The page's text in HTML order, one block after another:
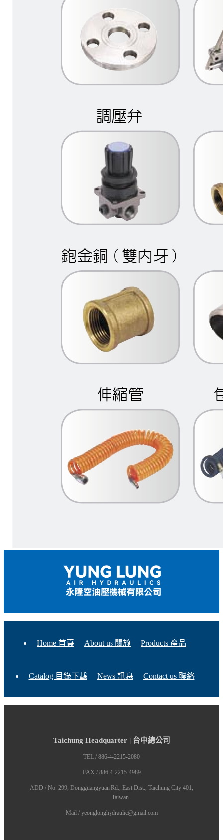
Home 首頁 About us 關於 Products 產品
Catalog 目錄下載 News 訊息 Contact us 聯絡
Taichung Headquarter | 台中總公司
TEL / 886-4-2215-2080
FAX / 886-4-2215-4989
ADD / No. 299, Dongguangyuan Rd., East Dist., Taichung City 401,
Taiwan
Mail / yeonglonghydraulic@gmail.com